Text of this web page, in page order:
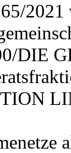
DIE